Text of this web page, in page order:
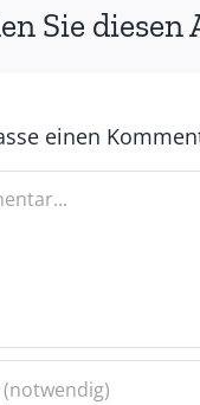
Sie diesen
einen